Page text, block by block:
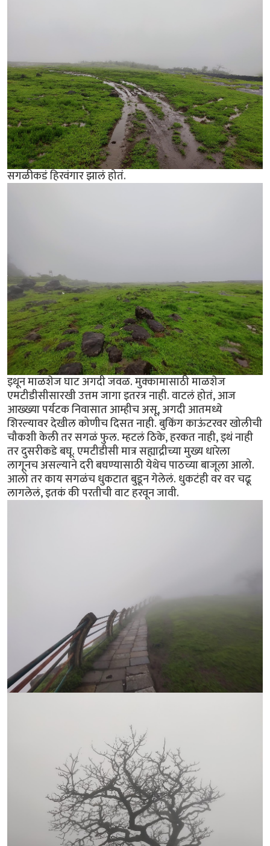
सगळीकडं हिरवंगार झालं होतं.
इथून माळशेज घाट अगदी जवळ. मुक्कामासाठी माळशेज
एमटीडीसीसारखी उत्तम जागा इतरत्र नाही. वाटलं होतं, आज
आख्ख्या पर्यटक निवासात आम्हीच असू, अगदी आतमध्ये
शिरल्यावर देखील कोणीच दिसत नाही. बुकिंग काऊंटरवर खोलीची
चौकशी केली तर सगळं फुल. म्हटलं ठिके, हरकत नाही, इथं नाही
तर दुसरीकडे बघू. एमटीडीसी मात्र सह्याद्रीच्या मुख्य धारेला
लागूनच असल्याने दरी बघण्यासाठी येथेच पाठच्या बाजूला आलो.
आलो तर काय सगळंच धुकटात बुडून गेलेलं. धुकटंही वर वर चढू
लागलेलं, इतकं की परतीची वाट हरवून जावी.